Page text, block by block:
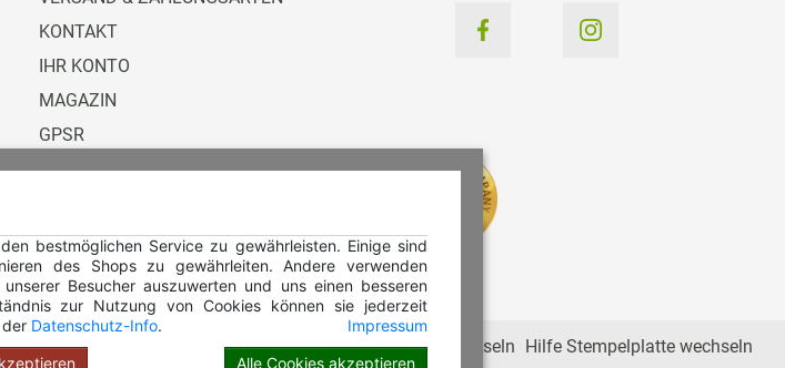
bestmöglichen Service zu gewährleisten. Einige sind
des Shops zu gewährleiten. Andere verwenden
Besucher auszuwerten und uns einen besseren
zur Nutzung von Cookies können sie jederzeit
Datenschutz-Info.
Impressum
Alle Cookies akzeptieren
KONTAKT
IHR KONTO
MAGAZIN
GPSR
Hilfe Rundstempel Holz Hilfe Stempelkissen wechseln Hilfe Stempelplatte wechseln